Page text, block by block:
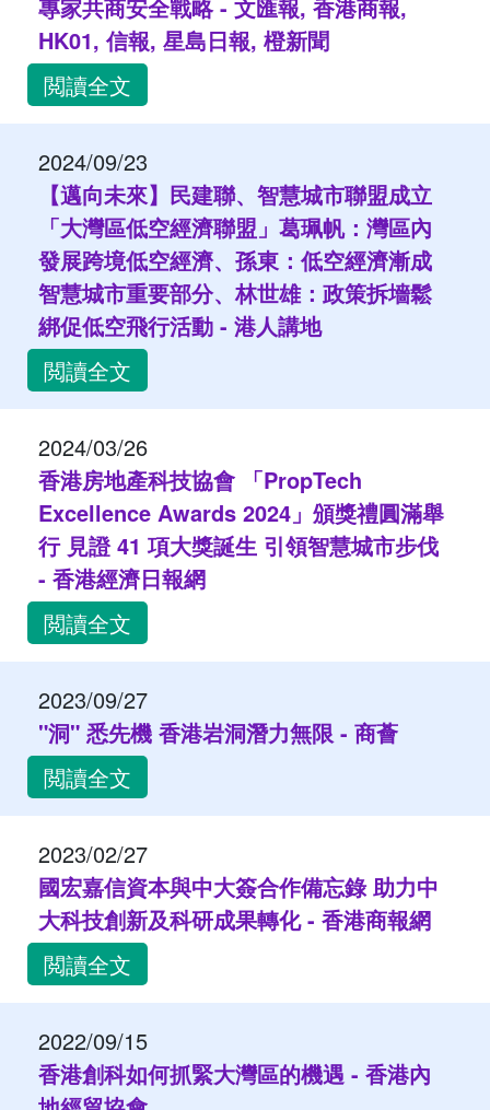
專家共商安全戰略 - 文匯報, 香港商報,
HK01, 信報, 星島日報, 橙新聞
閲讀全文
2024/09/23
【邁向未來】民建聯、智慧城市聯盟成立
「大灣區低空經濟聯盟」葛珮帆：灣區內
發展跨境低空經濟、孫東：低空經濟漸成
智慧城市重要部分、林世雄：政策拆墻鬆
綁促低空飛行活動 - 港人講地
閲讀全文
2024/03/26
香港房地產科技協會 「PropTech
Excellence Awards 2024」頒獎禮圓滿舉
行 見證 41 項大獎誕生 引領智慧城市步伐
- 香港經濟日報網
閲讀全文
2023/09/27
"洞" 悉先機 香港岩洞潛力無限 - 商薈
閲讀全文
2023/02/27
國宏嘉信資本與中大簽合作備忘錄 助力中
大科技創新及科研成果轉化 - 香港商報網
閲讀全文
2022/09/15
香港創科如何抓緊大灣區的機遇 - 香港內